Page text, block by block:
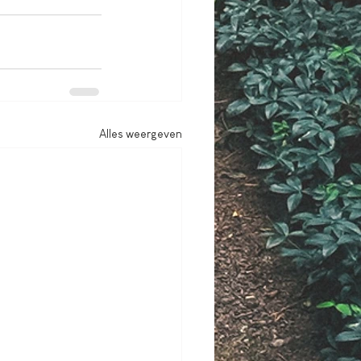
Alles weergeven